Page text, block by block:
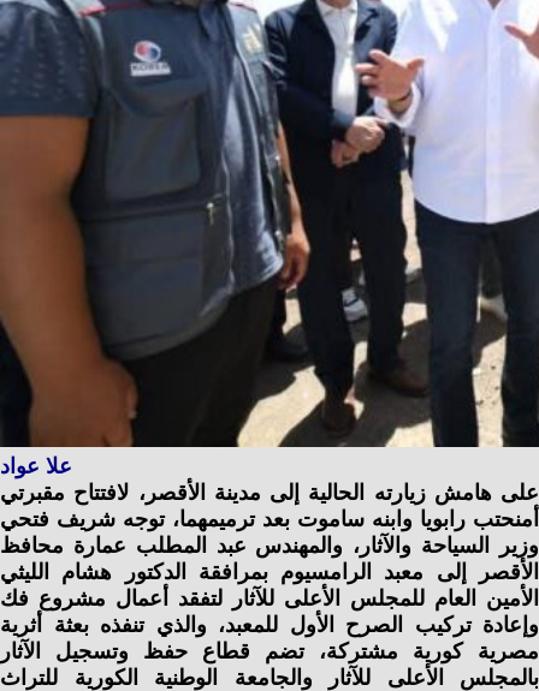
علا عواد
على هامش زيارته الحالية إلى مدينة الأقصر، لافتتاح مقبرتي
أمنحتب رابويا وابنه ساموت بعد ترميمهما، توجه شريف فتحي
وزير السياحة والآثار، والمهندس عبد المطلب عمارة محافظ
الأقصر إلى معبد الرامسيوم بمرافقة الدكتور هشام الليثي
الأمين العام للمجلس الأعلى للآثار لتفقد أعمال مشروع فك
وإعادة تركيب الصرح الأول للمعبد، والذي تنفذه بعثة أثرية
مصرية كورية مشتركة، تضم قطاع حفظ وتسجيل الآثار
بالمجلس الأعلى للآثار والجامعة الوطنية الكورية للتراث